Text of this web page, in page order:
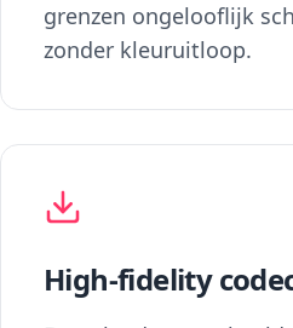
grenzen ongelooflijk
zonder kleuruitloop.
High-fidelity